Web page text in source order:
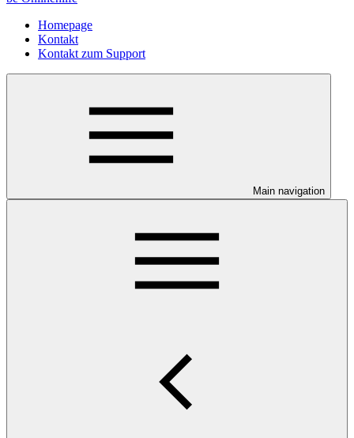
Homepage
Kontakt
Kontakt zum Support
Main navigation